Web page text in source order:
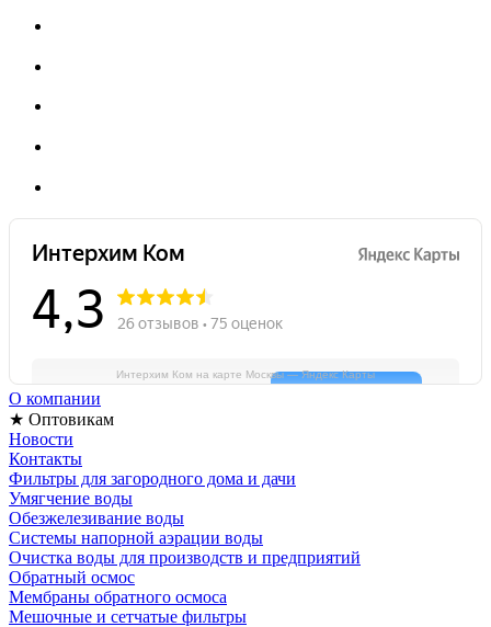
Интерхим Ком на карте Москвы — Яндекс Карты
О компании
★ Оптовикам
Новости
Контакты
Фильтры для загородного дома и дачи
Умягчение воды
Обезжелезивание воды
Системы напорной аэрации воды
Очистка воды для производств и предприятий
Обратный осмос
Мембраны обратного осмоса
Мешочные и сетчатые фильтры